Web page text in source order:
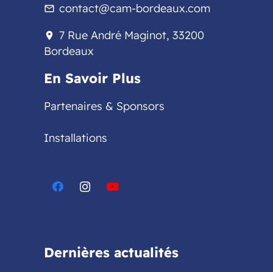
mail_outline contact@cam-bordeaux.com
location_on 7 Rue André Maginot, 33200
Bordeaux
En Savoir Plus
Partenaires & Sponsors
Installations
Dernières actualités